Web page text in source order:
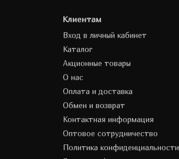
Клиентам
Вход в личный кабинет
Каталог
Акционные товары
О нас
Оплата и доставка
Обмен и возврат
Контактная информация
Оптовое сотрудничество
Политика конфиденциальности